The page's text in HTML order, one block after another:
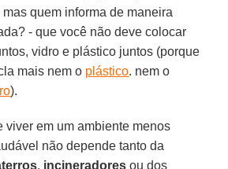
quem informa de maneira
- que você não deve colocar
vidro e plástico juntos (porque
mais nem o plástico. nem o
).
viver em um ambiente menos
não depende tanto da
, incineradores ou dos